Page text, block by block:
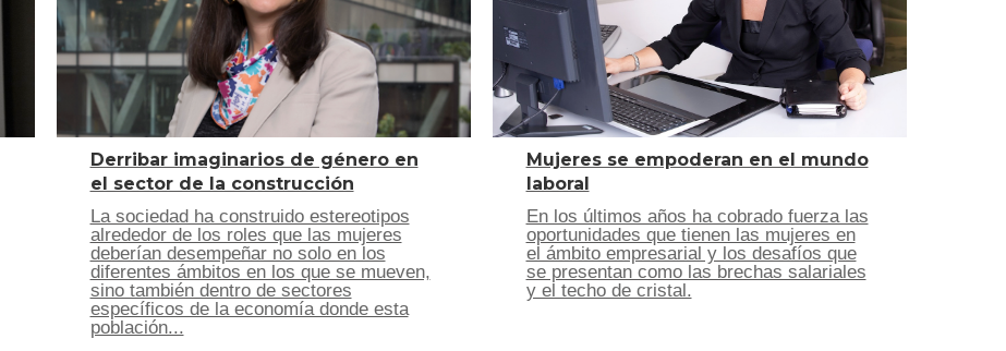
Derribar imaginarios de género en
el sector de la construcción
La sociedad ha construido estereotipos
alrededor de los roles que las mujeres
deberían desempeñar no solo en los
diferentes ámbitos en los que se mueven,
sino también dentro de sectores
específicos de la economía donde esta
población...
Mujeres se empoderan en el mundo
laboral
En los últimos años ha cobrado fuerza las
oportunidades que tienen las mujeres en
el ámbito empresarial y los desafíos que
se presentan como las brechas salariales
y el techo de cristal.